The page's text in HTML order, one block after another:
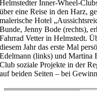
Helmstedter Inner-Wheel-
über eine Reise in den Harz,
malerische Hotel
Bunde, Jenny Bode (rechts),
Fahrrad Vetter in Helmstedt.
diesem Jahr das erste Mal
Edelmann (links) und Martina
Club soziale Projekte in der
auf beiden Seiten – bei